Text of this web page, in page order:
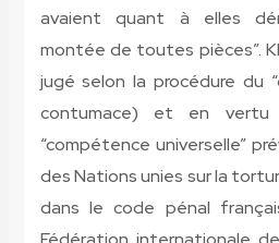
avaient quant à elles
montée de toutes pièces”.
jugé selon la procédure du
contumace) et en vertu
“compétence universelle”
des Nations unies sur la
dans le code pénal